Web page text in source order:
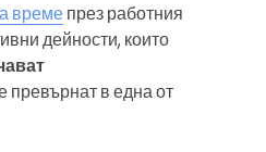
времепрез работния
дейности, които
превърнат в една от